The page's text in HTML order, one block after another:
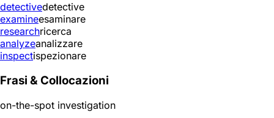
detectivedetective
examineesaminare
researchricerca
analyzeanalizzare
inspectispezionare
Frasi & Collocazioni
on-the-spot investigation